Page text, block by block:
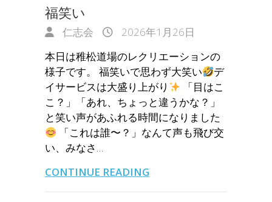
福笑い
仁志会
2026年1月26日
本日は稚松道場のレクリエーションの
様子です。 福笑いで思わず大笑い
デ
イサービスは大盛り上がり
「目はこ
こ？」「あれ、ちょっと違うかな？」
と笑い声があふれる時間になりました
「これは誰〜？」なんて声も飛び交
い、みなさ…
CONTINUE READING